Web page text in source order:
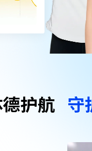
护航 守